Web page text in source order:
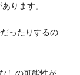
ります。
ったりするの
しの可能性が